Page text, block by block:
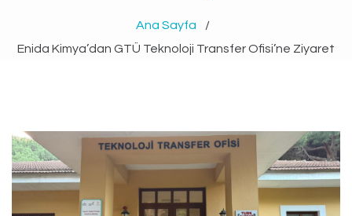
Ana Sayfa
/
Enida Kimya’dan GTÜ Teknoloji Transfer Ofisi’ne Ziyaret